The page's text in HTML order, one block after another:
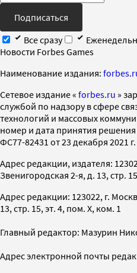
Подписаться
Все сразу
Новости Forbes Games
Наименование издания:
Cетевое издание « forbes.ru »
службой по надзору в сфере
технологий и массовых
номер и дата принятия
ФС77-82431 от 23 декабря 2021 г.
Адрес редакции, издателя:
Звенигородская 2-я, д. 13, стр.
Адрес редакции: 123022, г.
13, стр. 15, эт. 4, пом. X, ком. 1
Главный редактор: Мазурин
Адрес электронной почты